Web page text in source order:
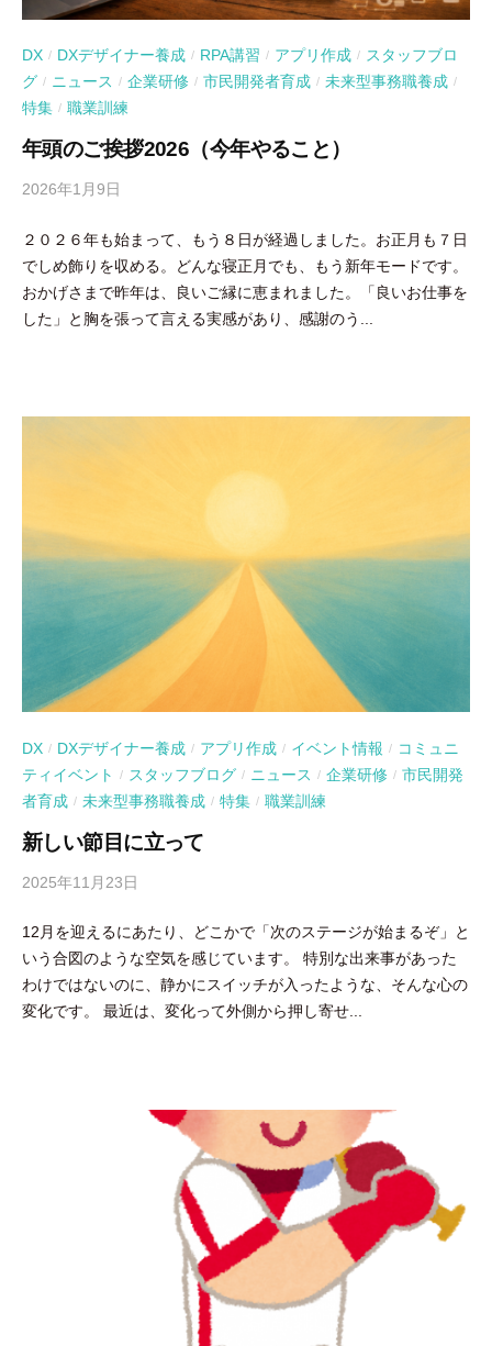
DX / DXデザイナー養成 / RPA講習 / アプリ作成 / スタッフブロ
グ / ニュース / 企業研修 / 市民開発者育成 / 未来型事務職養成 /
特集 / 職業訓練
年頭のご挨拶2026（今年やること）
2026年1月9日
吉
田
豪
２０２６年も始まって、もう８日が経過しました。お正月も７日
でしめ飾りを収める。どんな寝正月でも、もう新年モードです。
おかげさまで昨年は、良いご縁に恵まれました。「良いお仕事を
した」と胸を張って言える実感があり、感謝のう...
DX / DXデザイナー養成 / アプリ作成 / イベント情報 / コミュニ
ティイベント
/ スタッフブログ / ニュース / 企業研修 / 市民開発
者育成 / 未来型事務職養成 / 特集 / 職業訓練
新しい節目に立って
2025年11月23日
吉
田
豪
12月を迎えるにあたり、どこかで「次のステージが始まるぞ」と
いう合図のような空気を感じています。 特別な出来事があった
わけではないのに、静かにスイッチが入ったような、そんな心の
変化です。 最近は、変化って外側から押し寄せ...